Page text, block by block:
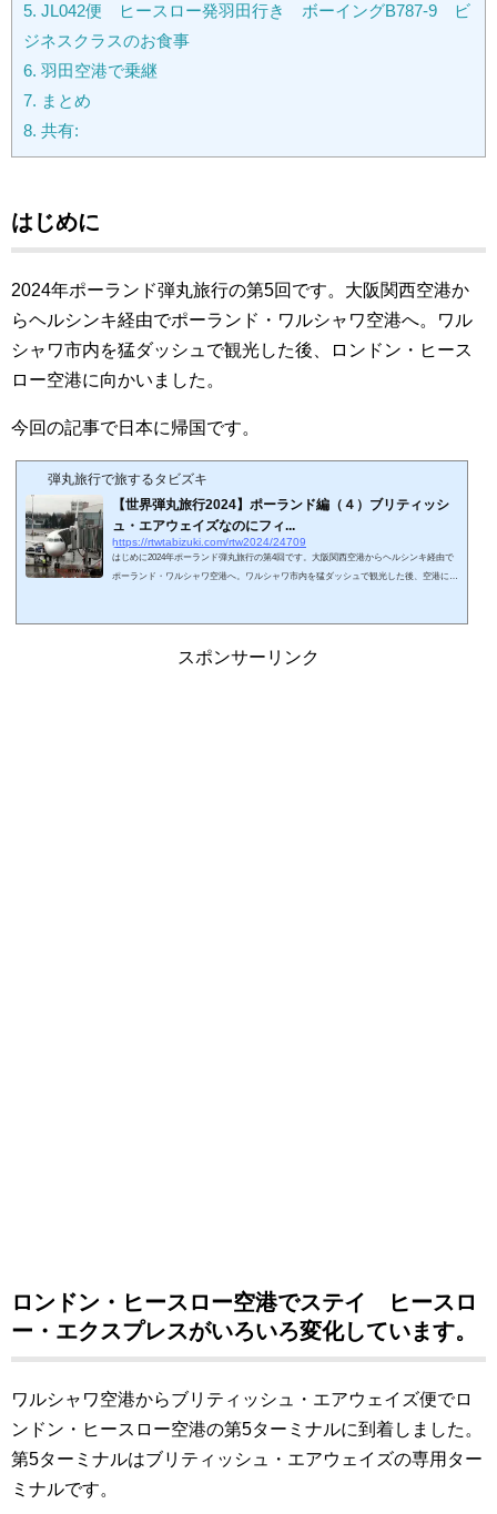
5. JL042便 ヒースロー発羽田行き ボーイングB787-9 ビ
ジネスクラスのお食事
6. 羽田空港で乗継
7. まとめ
8. 共有:
はじめに
2024年ポーランド弾丸旅行の第5回です。大阪関西空港か
らヘルシンキ経由でポーランド・ワルシャワ空港へ。ワル
シャワ市内を猛ダッシュで観光した後、ロンドン・ヒース
ロー空港に向かいました。
今回の記事で日本に帰国です。
弾丸旅行で旅するタビズキ
【世界弾丸旅行2024】ポーランド編（４）ブリティッシ
ュ・エアウェイズなのにフィ...
https://rtwtabizuki.com/rtw2024/24709
はじめに2024年ポーランド弾丸旅行の第4回です。大阪関西空港からヘルシンキ経由で
ポーランド・ワルシャワ空港へ。ワルシャワ市内を猛ダッシュで観光した後、空港に戻
いです。チェックインエリアはコンパクトなつくりで、人の密度は高いです。上部が吹
スポンサーリンク
ロンドン・ヒースロー空港でステイ ヒースロ
ー・エクスプレスがいろいろ変化しています。
ワルシャワ空港からブリティッシュ・エアウェイズ便でロ
ンドン・ヒースロー空港の第5ターミナルに到着しました。
第5ターミナルはブリティッシュ・エアウェイズの専用ター
ミナルです。